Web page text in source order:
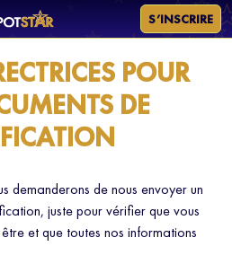
S’INSCRIRE
POUR
DE
demanderons de nous envoyer un
juste pour vérifier que vous
et que toutes nos informations